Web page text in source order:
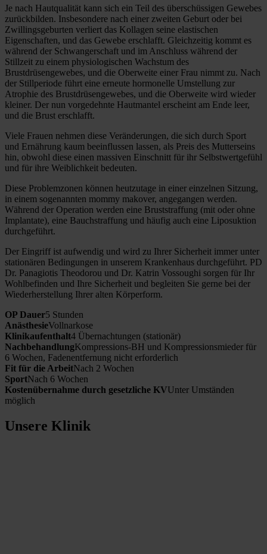
Je nach Hautqualität kann sich ein Teil des überschüssigen Gewebes
zurückbilden. Insbesondere nach einer zweiten Geburt oder bei
Zwillingsgeburten verliert das Kollagen seine elastischen
Eigenschaften, und das Gewebe erschlafft. Gleichzeitig kommt es
während der Schwangerschaft und im Anschluss während der
Stillzeit zu einem physiologischen Wachstum des
Brustdrüsengewebes, und die Oberweite einer Frau nimmt zu. Nach
der Stillperiode führt eine erneute hormonelle Umstellung zur
Atrophie des Brustdrüsengewebes, und die Oberweite wird wieder
kleiner. Der nun vorgedehnte Hautmantel erscheint am Ende leer,
und die Brust erschlafft.
Viele Frauen nehmen diese Veränderungen, die sich durch Sport
und Ernährung kaum beeinflussen lassen, als Preis des Mutterseins
hin, obwohl diese einen massiven Einschnitt für ihr Selbstwertgefühl
und für ihre Weiblichkeit bedeuten.
Diese Problemzonen können heutzutage in einer einzelnen Sitzung,
in einem sogenannten mommy makover, angegangen werden.
Während der Operation werden eine Bruststraffung (mit oder ohne
Implantate), eine Bauchstraffung und häufig auch eine Liposuktion
durchgeführt.
Der Eingriff ist aufwendig und wird zu Ihrer Sicherheit immer unter
stationären Bedingungen in unserem Krankenhaus durchgeführt. PD
Dr. Panagiotis Theodorou und Dr. Katrin Vossoughi sorgen für Ihr
Wohlbefinden und Ihre Sicherheit und begleiten Sie gerne bei der
Wiederherstellung Ihrer alten Körperform.
OP Dauer5 Stunden
AnästhesieVollnarkose
Klinikaufenthalt4 Übernachtungen (stationär)
NachbehandlungKompressions-BH und Kompressionsmieder für
6 Wochen, Fadenentfernung nicht erforderlich
Fit für die ArbeitNach 2 Wochen
SportNach 6 Wochen
Kostenübernahme durch gesetzliche KVUnter Umständen
möglich
Unsere Klinik